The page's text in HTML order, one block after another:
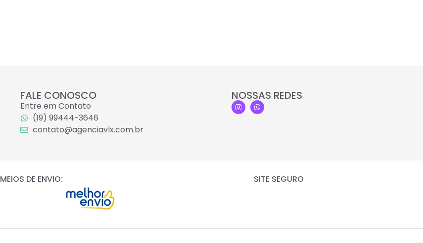
FALE CONOSCO
Entre em Contato
(19) 99444-3646
contato@agenciavlx.com.br
NOSSAS REDES
MEIOS DE ENVIO: SITE SEGURO